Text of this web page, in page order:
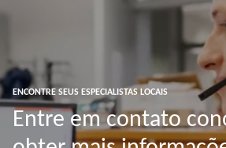
ENCONTRE SEUS ESPECIALISTAS LOCAIS
Entre em contato